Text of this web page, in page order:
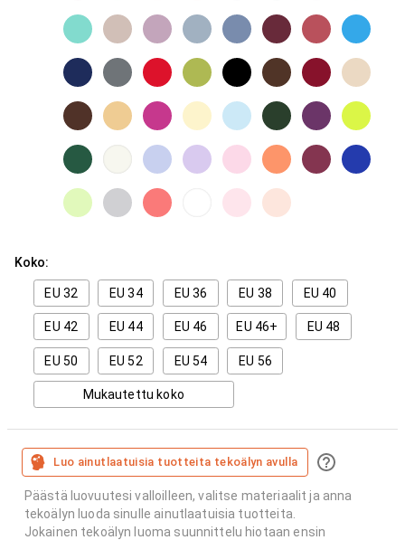
Koko:
EU 32 EU 34 EU 36 EU 38 EU 40
EU 42 EU 44 EU 46 EU 46+ EU 48
EU 50 EU 52 EU 54 EU 56
Mukautettu koko
Luo ainutlaatuisia tuotteita tekoälyn avulla
Päästä luovuutesi valloilleen, valitse materiaalit ja anna
tekoälyn luoda sinulle ainutlaatuisia tuotteita.
Jokainen tekoälyn luoma suunnittelu hiotaan ensin